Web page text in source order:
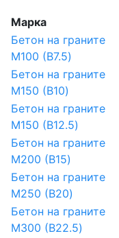
Марка
Бетон на граните
М100 (B7.5)
Бетон на граните
М150 (B10)
Бетон на граните
М150 (B12.5)
Бетон на граните
М200 (B15)
Бетон на граните
М250 (B20)
Бетон на граните
М300 (B22.5)